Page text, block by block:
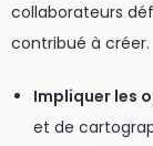
collaborateurs
contribué à créer.
Impliquer les
et de